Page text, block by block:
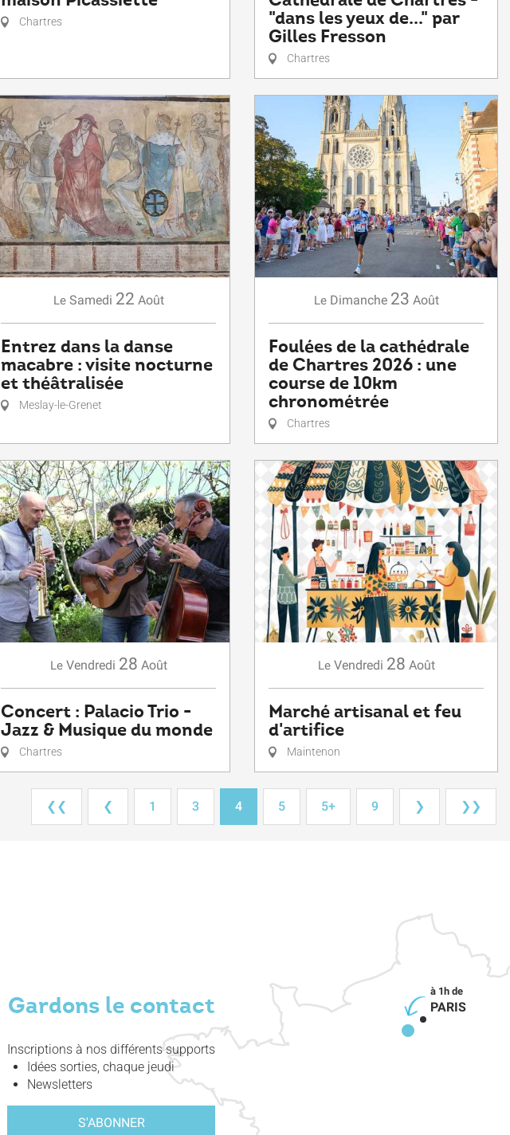
Chartres
"dans les yeux de..." par
Gilles Fresson
Chartres
Le Samedi 22 Août
Entrez dans la danse
macabre : visite nocturne
et théâtralisée
Meslay-le-Grenet
Le Dimanche 23 Août
Foulées de la cathédrale
de Chartres 2026 : une
course de 10km
chronométrée
Chartres
Le Vendredi 28 Août
Concert : Palacio Trio -
Jazz & Musique du monde
Chartres
Le Vendredi 28 Août
Marché artisanal et feu
d'artifice
Maintenon
❮❮ ❮ 1 3 4 5 5+ 9 ❯ ❯❯
Gardons le contact
Inscriptions à nos différents supports
Idées sorties, chaque jeudi
Newsletters
S'ABONNER
PARIS